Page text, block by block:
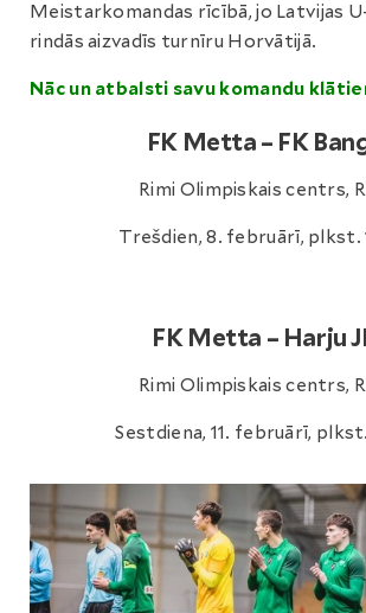
Meistarkomandas rīcībā, jo Latvijas
rindās aizvadīs turnīru Horvātijā.
Nāc un atbalsti savu komandu
FK Metta – FK
Rimi Olimpiskais centrs,
Trešdien, 8. februārī, plkst.
FK Metta – Harju
Rimi Olimpiskais centrs,
Sestdiena, 11. februārī, plkst.